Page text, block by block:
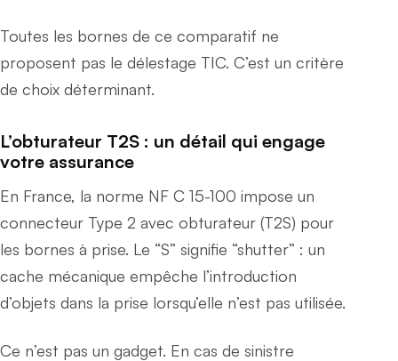
Toutes les bornes de ce comparatif ne
proposent pas le délestage TIC. C’est un critère
de choix déterminant.
L’obturateur T2S : un détail qui engage
votre assurance
En France, la norme NF C 15-100 impose un
connecteur Type 2 avec obturateur (T2S) pour
les bornes à prise. Le “S” signifie “shutter” : un
cache mécanique empêche l’introduction
d’objets dans la prise lorsqu’elle n’est pas utilisée.
Ce n’est pas un gadget. En cas de sinistre